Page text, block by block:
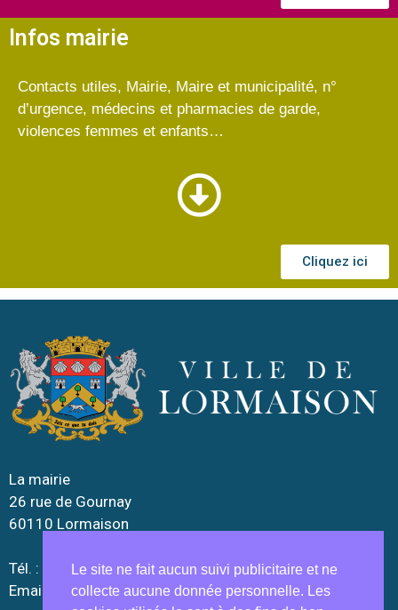
Infos mairie
Contacts utiles, Mairie, Maire et municipalité, n°
d’urgence, médecins et pharmacies de garde,
violences femmes et enfants…
Cliquez ici
La mairie
26 rue de Gournay
60110 Lormaison
Tél. : 03.44.52.10.90
Email :
lormaison.mairie@wanadoo.fr
Le site ne fait aucun suivi publicitaire et ne
collecte aucune donnée personnelle. Les